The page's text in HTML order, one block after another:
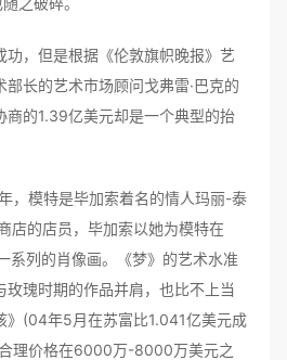
，但是根据《伦敦旗帜晚报》艺
长的艺术市场顾问戈弗雷·巴克的
商的1.39亿美元却是一个典型的抬
模特是毕加索着名的情人玛丽-泰
店的店员，毕加索以她为模特在
系列的肖像画。《梦》的艺术水准
玫瑰时期的作品并肩，也比不上当
》(04年5月在苏富比1.041亿美元成
理价格在6000万-8000万美元之